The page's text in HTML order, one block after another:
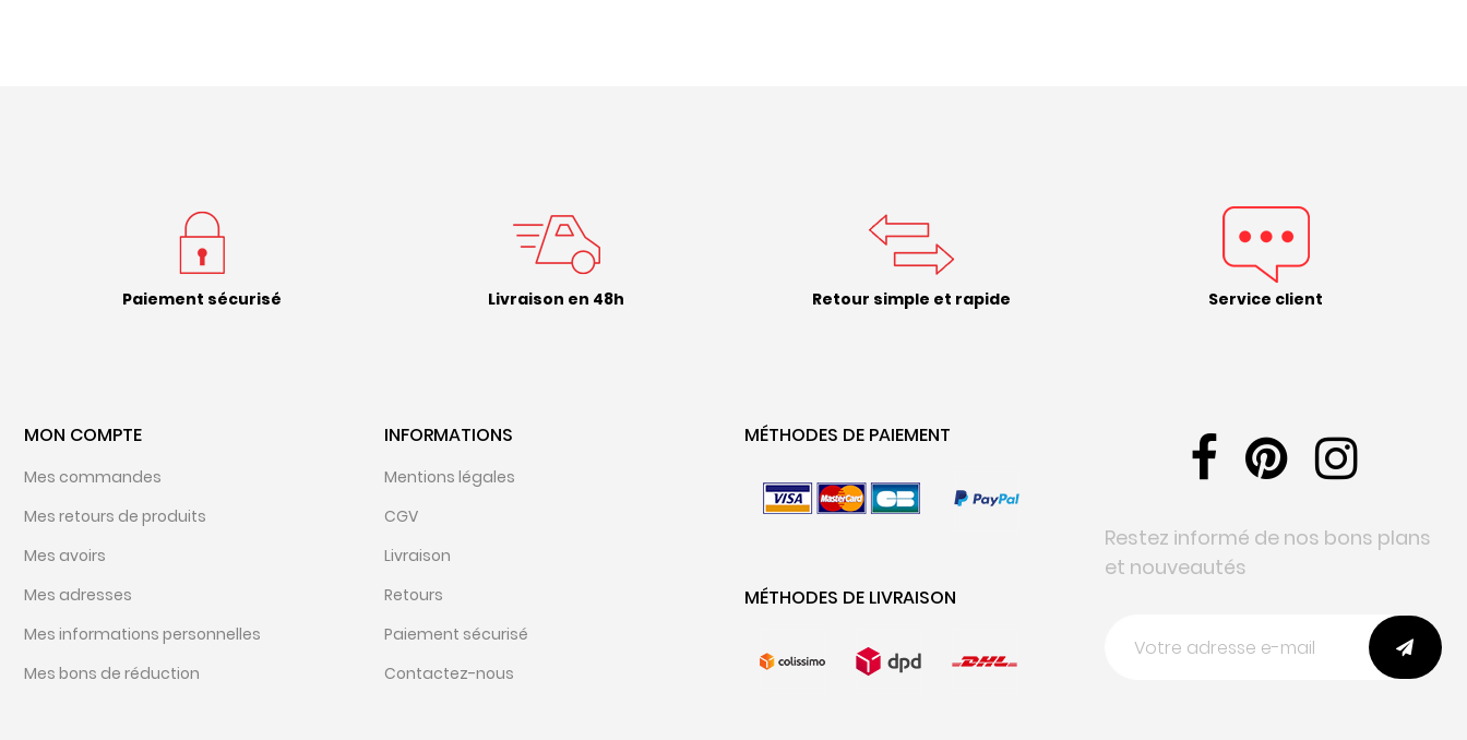
Paiement sécurisé Livraison en 48h Retour simple et rapide Service client
MON COMPTE
Mes commandes
Mes retours de produits
Mes avoirs
Mes adresses
Mes informations personnelles
Mes bons de réduction
INFORMATIONS
Mentions légales
CGV
Livraison
Retours
Paiement sécurisé
Contactez-nous
MÉTHODES DE PAIEMENT
MÉTHODES DE LIVRAISON
Restez informé de nos bons plans
et nouveautés